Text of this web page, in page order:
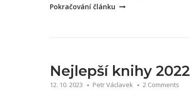
co
Pokračování článku
Nejlepší knihy 2022
12. 10. 2023 Petr Václavek 2 Comments